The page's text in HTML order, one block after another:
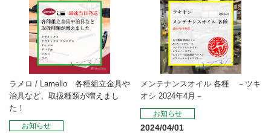
ラメロ / Lamello 各種組立金具や
治具など、取扱種類が増えまし
た！
お知らせ
メンテナンスオイル 各種 －ツキ
オシ 2024年4月－
お知らせ
2024/04/01